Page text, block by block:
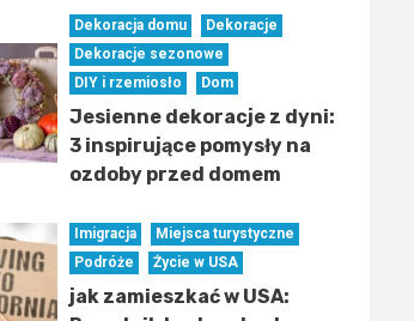
Dekoracja domu
Dekoracje
Dekoracje sezonowe
DIY i rzemiosło
Dom
Jesienne dekoracje z dyni:
3 inspirujące pomysły na
ozdoby przed domem
Imigracja
Miejsca turystyczne
Podróże
Życie w USA
jak zamieszkać w USA: